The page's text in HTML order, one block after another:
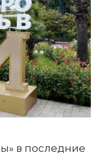
в последние